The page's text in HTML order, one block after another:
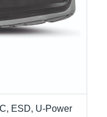
ESD, U-Power